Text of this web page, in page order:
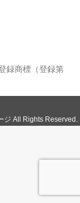
録商標（登録第
ジ All Rights Reserved.